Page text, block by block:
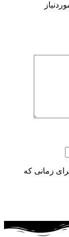
زمانی که